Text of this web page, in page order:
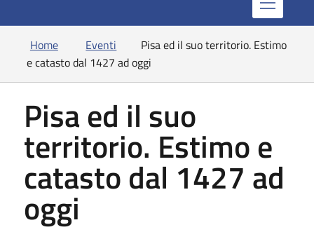
Home Eventi
Pisa ed il suo territorio. Estimo
e catasto dal 1427 ad oggi
Pisa ed il suo
territorio. Estimo e
catasto dal 1427 ad
oggi